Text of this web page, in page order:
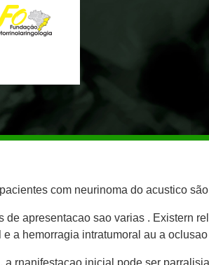
com neurinoma do acustico
de apresentacao sao varias . Existern
a hemorragia intratumoral au a
a rnanifestacao inicial pode ser